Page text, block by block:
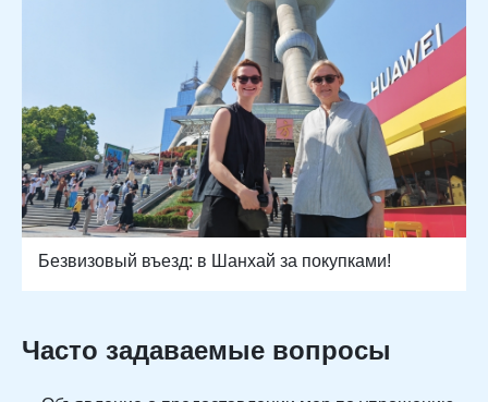
Безвизовый въезд: в Шанхай за покупками!
Часто задаваемые вопросы